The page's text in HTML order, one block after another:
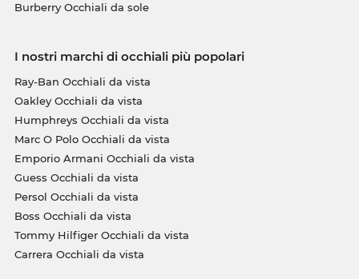
Burberry Occhiali da sole
I nostri marchi di occhiali più popolari
Ray-Ban Occhiali da vista
Oakley Occhiali da vista
Humphreys Occhiali da vista
Marc O Polo Occhiali da vista
Emporio Armani Occhiali da vista
Guess Occhiali da vista
Persol Occhiali da vista
Boss Occhiali da vista
Tommy Hilfiger Occhiali da vista
Carrera Occhiali da vista